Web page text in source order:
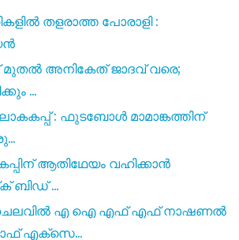
തളരാത്ത പോരാളി :
അനികേത് ജാദവ് വരെ;
...
: ഫുടബോൾ മാമാങ്കത്തിന്
ആതിഥേയം വഹിക്കാൻ
ബിഡ് ...
ചെലവിൽ എ ഐ എഫ് എഫ് നാഷണൽ
എക്സെ...